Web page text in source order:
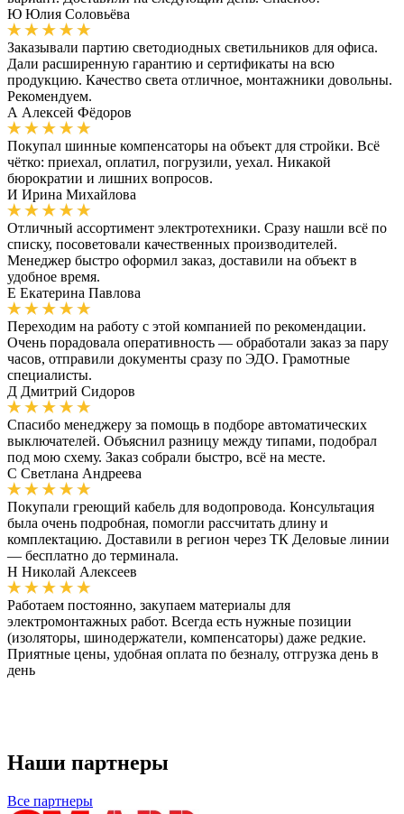
Ю Юлия Соловьёва
Заказывали партию светодиодных светильников для офиса.
Дали расширенную гарантию и сертификаты на всю
продукцию. Качество света отличное, монтажники довольны.
Рекомендуем.
А Алексей Фёдоров
Покупал шинные компенсаторы на объект для стройки. Всё
чётко: приехал, оплатил, погрузили, уехал. Никакой
бюрократии и лишних вопросов.
И Ирина Михайлова
Отличный ассортимент электротехники. Сразу нашли всё по
списку, посоветовали качественных производителей.
Менеджер быстро оформил заказ, доставили на объект в
удобное время.
Е Екатерина Павлова
Переходим на работу с этой компанией по рекомендации.
Очень порадовала оперативность — обработали заказ за пару
часов, отправили документы сразу по ЭДО. Грамотные
специалисты.
Д Дмитрий Сидоров
Спасибо менеджеру за помощь в подборе автоматических
выключателей. Объяснил разницу между типами, подобрал
под мою схему. Заказ собрали быстро, всё на месте.
С Светлана Андреева
Покупали греющий кабель для водопровода. Консультация
была очень подробная, помогли рассчитать длину и
комплектацию. Доставили в регион через ТК Деловые линии
— бесплатно до терминала.
Н Николай Алексеев
Работаем постоянно, закупаем материалы для
электромонтажных работ. Всегда есть нужные позиции
(изоляторы, шинодержатели, компенсаторы) даже редкие.
Приятные цены, удобная оплата по безналу, отгрузка день в
день
Наши партнеры
Все партнеры